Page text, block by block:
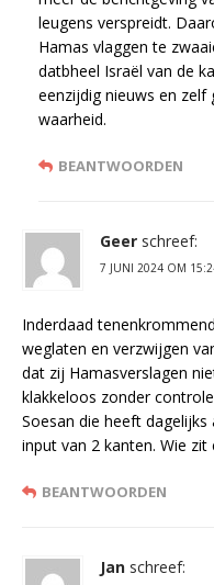
leugens verspreidt.
Hamas vlaggen te
datbheel Israël van de
eenzijdig nieuws en
waarheid.
BEANTWOORDEN
Geer schreef:
7 JUNI 2024 OM
Inderdaad
weglaten en verzwijgen
dat zij Hamasverslagen
klakkeloos zonder
Soesan die heeft
input van 2 kanten. Wie
BEANTWOORDEN
Jan schreef: